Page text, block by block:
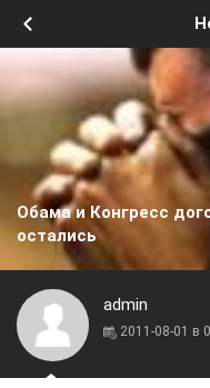
Обама и Конгресс
остались
admin
2011-08-01 в